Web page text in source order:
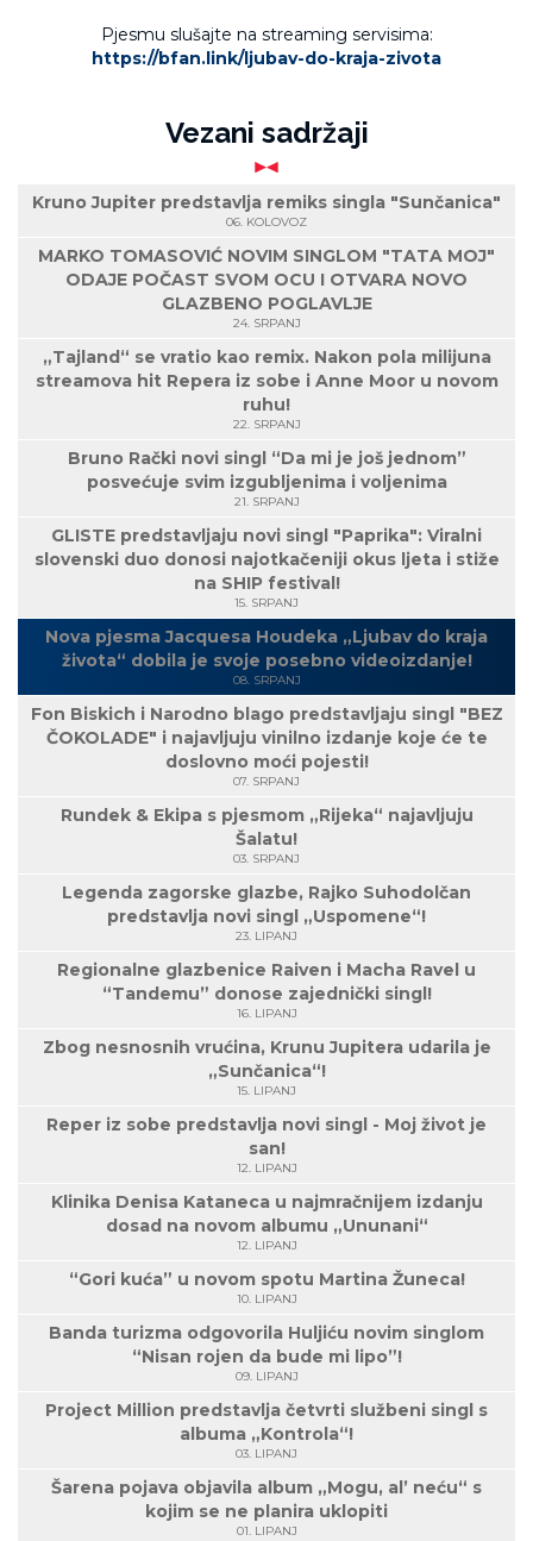
Pjesmu slušajte na streaming servisima:
https://bfan.link/ljubav-do-kraja-zivota
Vezani sadržaji
Kruno Jupiter predstavlja remiks singla "Sunčanica"
06. KOLOVOZ
MARKO TOMASOVIĆ NOVIM SINGLOM "TATA MOJ"
ODAJE POČAST SVOM OCU I OTVARA NOVO
GLAZBENO POGLAVLJE
24. SRPANJ
„Tajland“ se vratio kao remix. Nakon pola milijuna
streamova hit Repera iz sobe i Anne Moor u novom
ruhu!
22. SRPANJ
Bruno Rački novi singl “Da mi je još jednom”
posvećuje svim izgubljenima i voljenima
21. SRPANJ
GLISTE predstavljaju novi singl "Paprika": Viralni
slovenski duo donosi najotkačeniji okus ljeta i stiže
na SHIP festival!
15. SRPANJ
Nova pjesma Jacquesa Houdeka „Ljubav do kraja
života“ dobila je svoje posebno videoizdanje!
08. SRPANJ
Fon Biskich i Narodno blago predstavljaju singl "BEZ
ČOKOLADE" i najavljuju vinilno izdanje koje će te
doslovno moći pojesti!
07. SRPANJ
Rundek & Ekipa s pjesmom „Rijeka“ najavljuju
Šalatu!
03. SRPANJ
Legenda zagorske glazbe, Rajko Suhodolčan
predstavlja novi singl „Uspomene“!
23. LIPANJ
Regionalne glazbenice Raiven i Macha Ravel u
“Tandemu” donose zajednički singl!
16. LIPANJ
Zbog nesnosnih vrućina, Krunu Jupitera udarila je
„Sunčanica“!
15. LIPANJ
Reper iz sobe predstavlja novi singl - Moj život je
san!
12. LIPANJ
Klinika Denisa Kataneca u najmračnijem izdanju
dosad na novom albumu „Ununani“
12. LIPANJ
“Gori kuća” u novom spotu Martina Žuneca!
10. LIPANJ
Banda turizma odgovorila Huljiću novim singlom
“Nisan rojen da bude mi lipo”!
09. LIPANJ
Project Million predstavlja četvrti službeni singl s
albuma „Kontrola“!
03. LIPANJ
Šarena pojava objavila album „Mogu, al’ neću“ s
kojim se ne planira uklopiti
01. LIPANJ